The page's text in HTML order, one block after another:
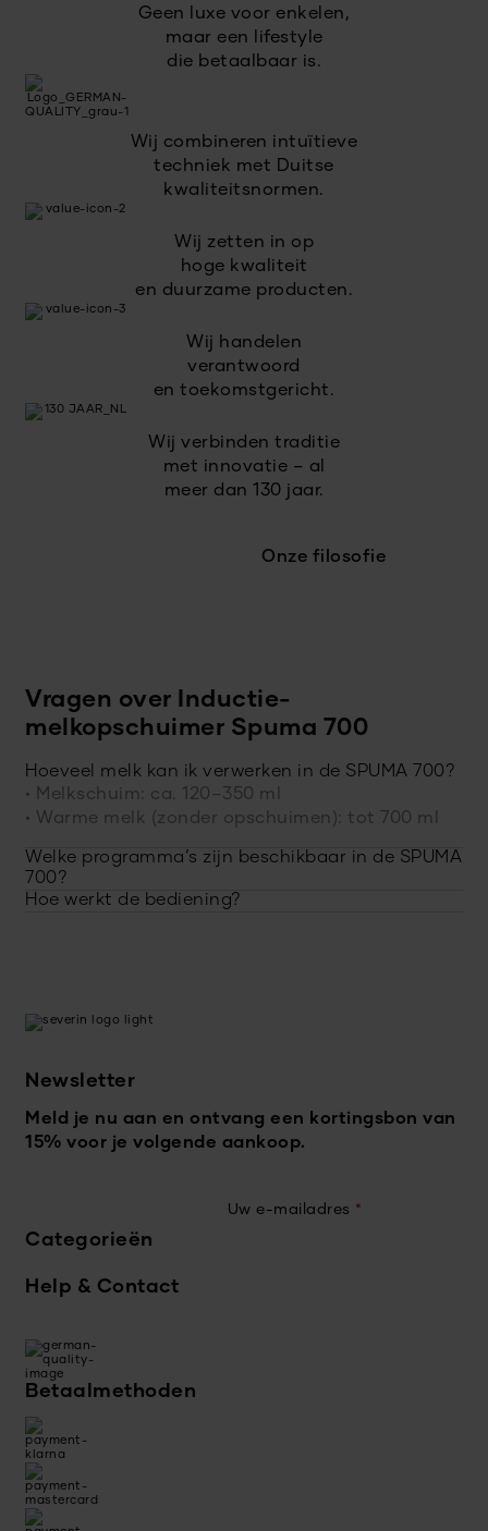
Geen luxe voor enkelen,
maar een lifestyle
die betaalbaar is.
Wij combineren intuïtieve
techniek met Duitse
kwaliteitsnormen.
Wij zetten in op
hoge kwaliteit
en duurzame producten.
Wij handelen
verantwoord
en toekomstgericht.
Wij verbinden traditie
met innovatie – al
meer dan 130 jaar.
Onze filosofie
Vragen over Inductie-
melkopschuimer Spuma 700
Hoeveel melk kan ik verwerken in de SPUMA 700?
• Melkschuim: ca. 120–350 ml
• Warme melk (zonder opschuimen): tot 700 ml
Welke programma’s zijn beschikbaar in de SPUMA
700?
Hoe werkt de bediening?
Newsletter
Meld je nu aan en ontvang een kortingsbon van
15% voor je volgende aankoop.
Uw e-mailadres *
Categorieën
Help & Contact
Betaalmethoden